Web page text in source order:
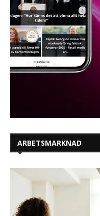
ARBETSMARKNAD